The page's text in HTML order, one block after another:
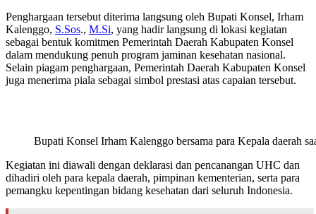
Penghargaan tersebut diterima langsung oleh Bupati Konsel, Irham
Kalenggo, S.Sos., M.Si, yang hadir langsung di lokasi kegiatan
sebagai bentuk komitmen Pemerintah Daerah Kabupaten Konsel
dalam mendukung penuh program jaminan kesehatan nasional.
Selain piagam penghargaan, Pemerintah Daerah Kabupaten Konsel
juga menerima piala sebagai simbol prestasi atas capaian tersebut.
Bupati Konsel Irham Kalenggo bersama para Kepala daerah
Kegiatan ini diawali dengan deklarasi dan pencanangan UHC dan
dihadiri oleh para kepala daerah, pimpinan kementerian, serta para
pemangku kepentingan bidang kesehatan dari seluruh Indonesia.